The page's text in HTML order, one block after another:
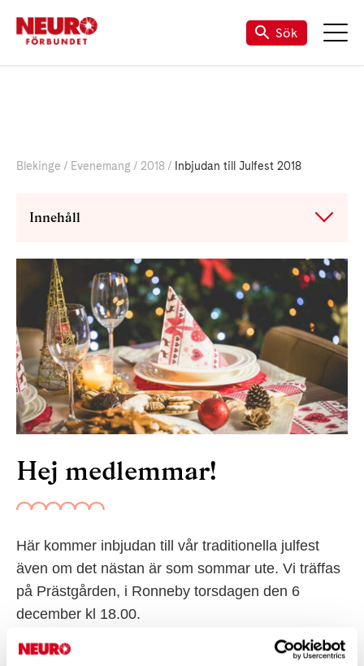
Om Neuro Blekinge
Sök
Blekinge Evenemang 2018 Inbjudan till Julfest 2018
Innehåll
Hej medlemmar!
Här kommer inbjudan till vår traditionella julfest
även om det nästan är som sommar ute. Vi träffas
på Prästgården, i Ronneby torsdagen den 6
december kl 18.00.
Glöm inte att anmäla Er i god tid. Först till kvarn.....